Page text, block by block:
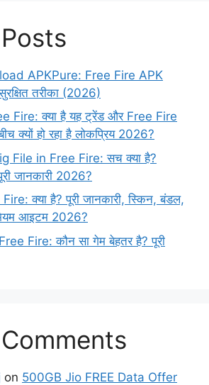
APKPure: Free Fire APK
तरीका (2026)
Fire: क्या है यह ट्रेंड और Free Fire
क्यों हो रहा है लोकप्रिय 2026?
File in Free Fire: सच क्या है?
जानकारी 2026?
क्या है? पूरी जानकारी, स्किन, बंडल,
आइटम 2026?
Fire: कौन सा गेम बेहतर है? पूरी
on 500GB Jio FREE Data Offer